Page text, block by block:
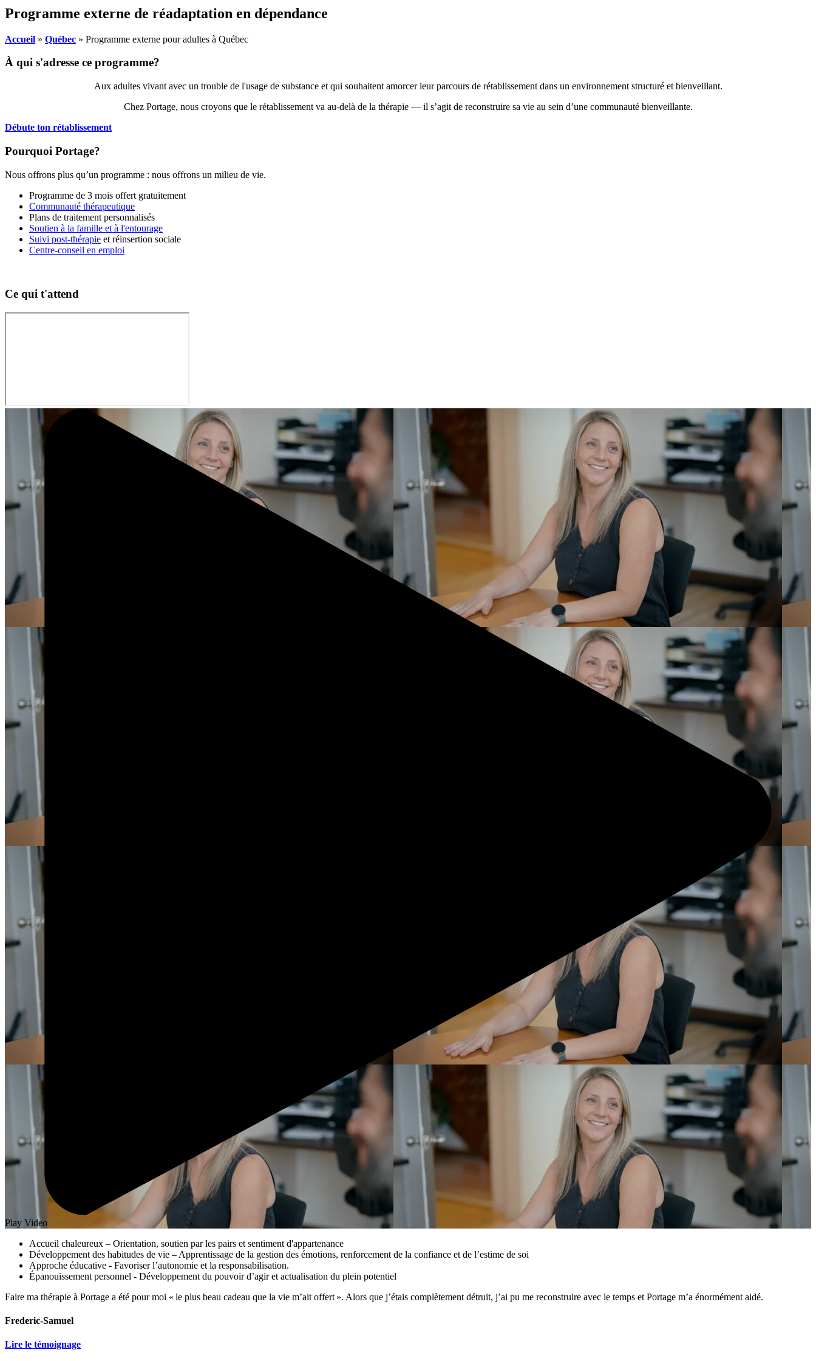
Programme externe de réadaptation en dépendance
Accueil » Québec » Programme externe pour adultes à Québec
À qui s'adresse ce programme?
Aux adultes vivant avec un trouble de l'usage de substance et qui souhaitent amorcer leur parcours de rétablissement dans un environnement structuré et bienveillant.
Chez Portage, nous croyons que le rétablissement va au-delà de la thérapie — il s’agit de reconstruire sa vie au sein d’une communauté bienveillante.
Débute ton rétablissement
Pourquoi Portage?
Nous offrons plus qu’un programme : nous offrons un milieu de vie.
Programme de 3 mois offert gratuitement
Communauté thérapeutique
Plans de traitement personnalisés
Soutien à la famille et à l'entourage
Suivi post-thérapie et réinsertion sociale
Centre-conseil en emploi
Ce qui t'attend
Play Video
Accueil chaleureux – Orientation, soutien par les pairs et sentiment d'appartenance
Développement des habitudes de vie – Apprentissage de la gestion des émotions, renforcement de la confiance et de l’estime de soi
Approche éducative - Favoriser l’autonomie et la responsabilisation.
Épanouissement personnel - Développement du pouvoir d’agir et actualisation du plein potentiel
Faire ma thérapie à Portage a été pour moi « le plus beau cadeau que la vie m’ait offert ». Alors que j’étais complètement détruit, j’ai pu me reconstruire avec le temps et Portage m’a énormément aidé.
Frederic-Samuel
Lire le témoignage